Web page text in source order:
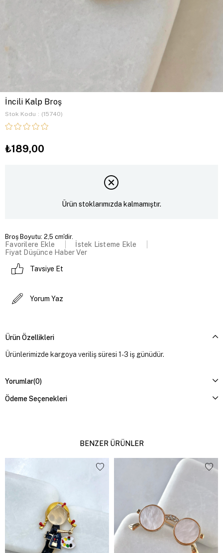
İncili Kalp Broş
Stok Kodu (15740)
₺189,00
Ürün stoklarımızda kalmamıştır.
Broş Boyutu: 2,5 cm'dir.
Favorilere Ekle
İstek Listeme Ekle
Fiyat Düşünce Haber Ver
Tavsiye Et
Yorum Yaz
Ürün Özellikleri
Ürünlerimizde kargoya veriliş süresi 1-3 iş günüdür.
Yorumlar(0)
Ödeme Seçenekleri
BENZER ÜRÜNLER